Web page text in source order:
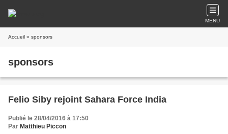
MENU
Accueil » sponsors
sponsors
Felio Siby rejoint Sahara Force India
Publié le 28/04/2016 à 17:50
Par Matthieu Piccon